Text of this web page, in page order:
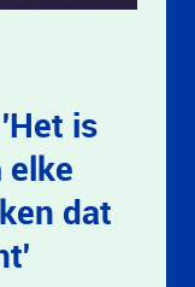
is
elke
dat